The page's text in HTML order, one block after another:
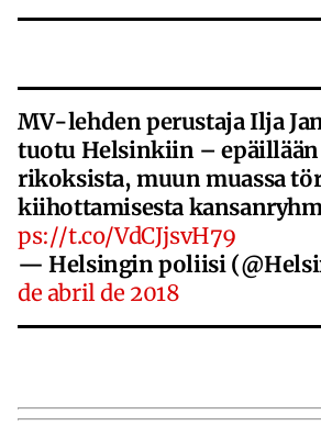
MV-lehden perustaja Ilja
tuotu Helsinkiin – epäillään
rikoksista, muun muassa
kiihottamisesta
ps://t.co/VdCJjsvH79
— Helsingin poliisi
de abril de 2018